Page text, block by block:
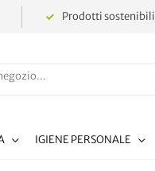
Prodotti sostenibili
IGIENE PERSONALE